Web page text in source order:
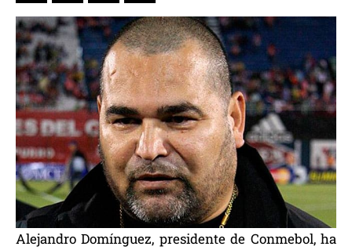
Alejandro Domínguez, presidente de Conmebol, ha